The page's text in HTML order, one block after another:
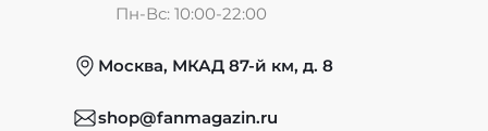
Обмен и возврат
Пн-Вс: 10:00-22:00
Москва, МКАД 87-й км, д. 8
shop@fanmagazin.ru